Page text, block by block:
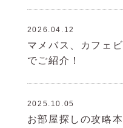
2026.04.12
マメバス、カフェ
でご紹介！
2025.10.05
お部屋探しの攻略